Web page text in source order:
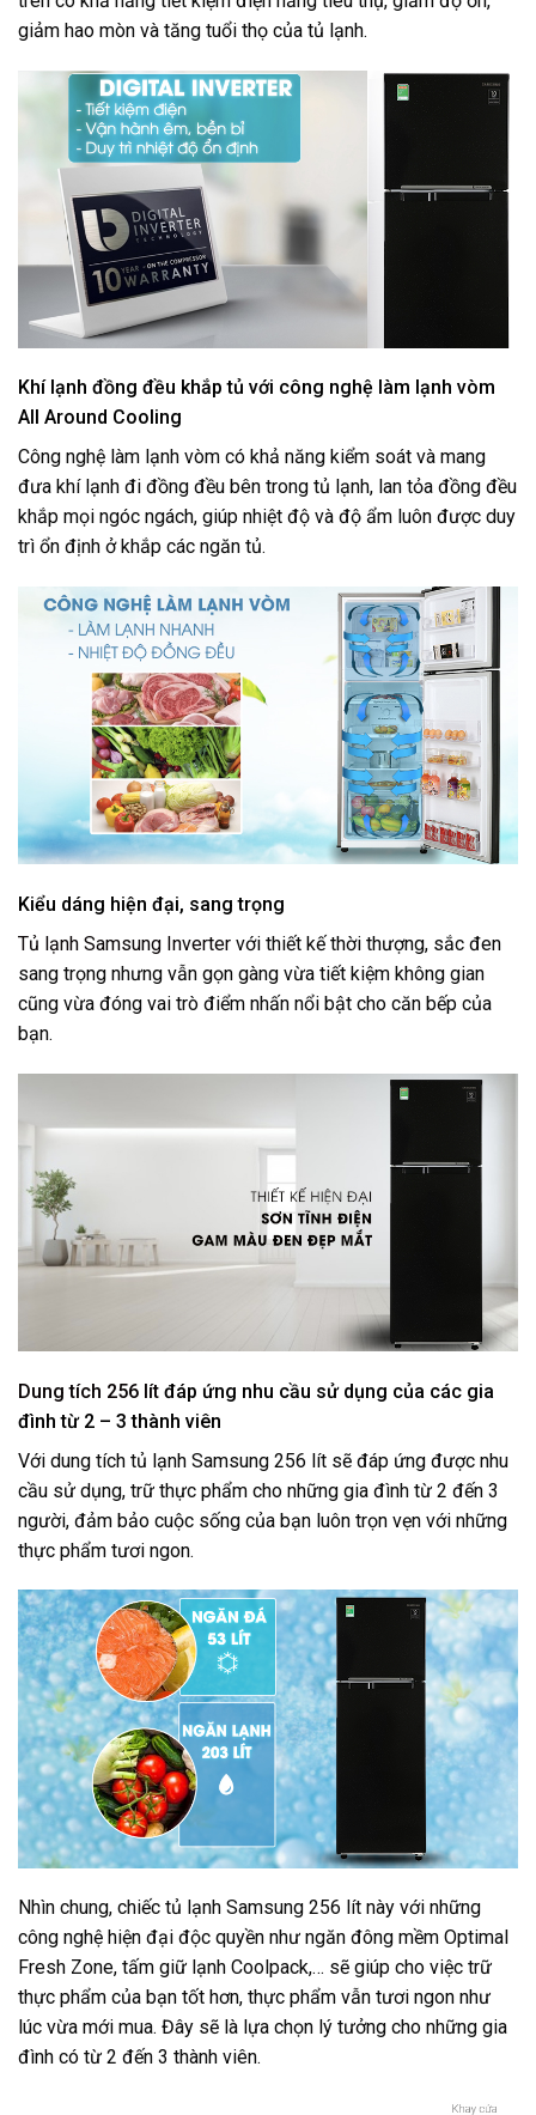
giảm hao mòn và tăng tuổi thọ của tủ lạnh.
Khí lạnh đồng đều khắp tủ với công nghệ làm lạnh vòm
All Around Cooling
Công nghệ làm lạnh vòm có khả năng kiểm soát và mang
đưa khí lạnh đi đồng đều bên trong tủ lạnh, lan tỏa đồng đều
khắp mọi ngóc ngách, giúp nhiệt độ và độ ẩm luôn được duy
trì ổn định ở khắp các ngăn tủ.
Kiểu dáng hiện đại, sang trọng
Tủ lạnh Samsung Inverter với thiết kế thời thượng, sắc đen
sang trọng nhưng vẫn gọn gàng vừa tiết kiệm không gian
cũng vừa đóng vai trò điểm nhấn nổi bật cho căn bếp của
bạn.
Dung tích 256 lít đáp ứng nhu cầu sử dụng của các gia
đình từ 2 – 3 thành viên
Với dung tích tủ lạnh Samsung 256 lít sẽ đáp ứng được nhu
cầu sử dụng, trữ thực phẩm cho những gia đình từ 2 đến 3
người, đảm bảo cuộc sống của bạn luôn trọn vẹn với những
thực phẩm tươi ngon.
Nhìn chung, chiếc tủ lạnh Samsung 256 lít này với những
công nghệ hiện đại độc quyền như ngăn đông mềm Optimal
Fresh Zone, tấm giữ lạnh Coolpack,… sẽ giúp cho việc trữ
thực phẩm của bạn tốt hơn, thực phẩm vẫn tươi ngon như
lúc vừa mới mua. Đây sẽ là lựa chọn lý tưởng cho những gia
đình có từ 2 đến 3 thành viên.